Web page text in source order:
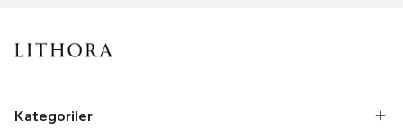
Kategoriler